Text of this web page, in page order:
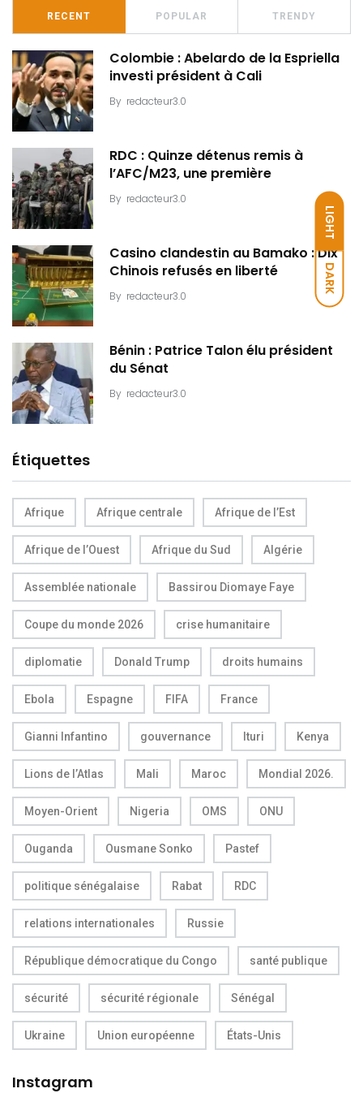
LIGHT
DARK
RECENT POPULAR TRENDY
Colombie : Abelardo de la Espriella
investi président à Cali
By redacteur3.0
RDC : Quinze détenus remis à
l’AFC/M23, une première
By redacteur3.0
Casino clandestin au Bamako : Dix
Chinois refusés en liberté
By redacteur3.0
Bénin : Patrice Talon élu président
du Sénat
By redacteur3.0
Étiquettes
Afrique Afrique centrale Afrique de l’Est
Afrique de l’Ouest Afrique du Sud Algérie
Assemblée nationale Bassirou Diomaye Faye
Coupe du monde 2026 crise humanitaire
diplomatie Donald Trump droits humains
Ebola Espagne FIFA France
Gianni Infantino gouvernance Ituri Kenya
Lions de l’Atlas Mali Maroc Mondial 2026.
Moyen-Orient Nigeria OMS ONU
Ouganda Ousmane Sonko Pastef
politique sénégalaise Rabat RDC
relations internationales Russie
République démocratique du Congo santé publique
sécurité sécurité régionale Sénégal
Ukraine Union européenne États-Unis
Instagram